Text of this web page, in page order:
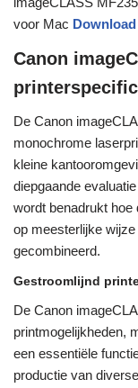
voor Mac Download
Canon
De Canon
monochrome
kleine
diepgaande
wordt benadrukt hoe
op meesterlijke
gecombineerd.
Gestroomlijnd
De Canon
printmogelijkheden,
een essentiële
productie van